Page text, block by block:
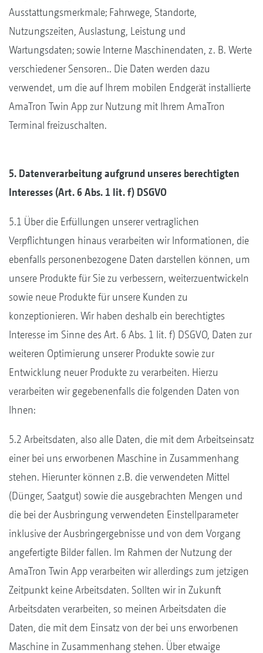
Ausstattungsmerkmale; Fahrwege, Standorte,
Nutzungszeiten, Auslastung, Leistung und
Wartungsdaten; sowie Interne Maschinendaten, z. B. Werte
verschiedener Sensoren.. Die Daten werden dazu
verwendet, um die auf Ihrem mobilen Endgerät installierte
AmaTron Twin App zur Nutzung mit Ihrem AmaTron
Terminal freizuschalten.
5. Datenverarbeitung aufgrund unseres berechtigten
Interesses (Art. 6 Abs. 1 lit. f) DSGVO
5.1 Über die Erfüllungen unserer vertraglichen
Verpflichtungen hinaus verarbeiten wir Informationen, die
ebenfalls personenbezogene Daten darstellen können, um
unsere Produkte für Sie zu verbessern, weiterzuentwickeln
sowie neue Produkte für unsere Kunden zu
konzeptionieren. Wir haben deshalb ein berechtigtes
Interesse im Sinne des Art. 6 Abs. 1 lit. f) DSGVO, Daten zur
weiteren Optimierung unserer Produkte sowie zur
Entwicklung neuer Produkte zu verarbeiten. Hierzu
verarbeiten wir gegebenenfalls die folgenden Daten von
Ihnen:
5.2 Arbeitsdaten, also alle Daten, die mit dem Arbeitseinsatz
einer bei uns erworbenen Maschine in Zusammenhang
stehen. Hierunter können z.B. die verwendeten Mittel
(Dünger, Saatgut) sowie die ausgebrachten Mengen und
die bei der Ausbringung verwendeten Einstellparameter
inklusive der Ausbringergebnisse und von dem Vorgang
angefertigte Bilder fallen. Im Rahmen der Nutzung der
AmaTron Twin App verarbeiten wir allerdings zum jetzigen
Zeitpunkt keine Arbeitsdaten. Sollten wir in Zukunft
Arbeitsdaten verarbeiten, so meinen Arbeitsdaten die
Daten, die mit dem Einsatz von der bei uns erworbenen
Maschine in Zusammenhang stehen. Über etwaige